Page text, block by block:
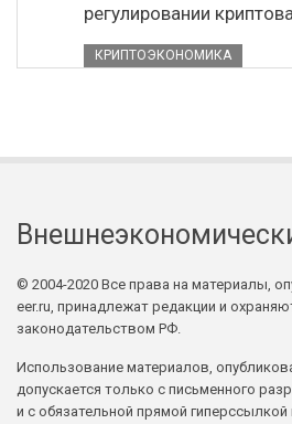
регулировании
КРИПТОЭКОНОМИКА
© 2004-2020 Все права на материалы,
eer.ru, принадлежат редакции и
законодательством РФ.
Использование материалов,
допускается только с письменного
и с обязательной прямой гиперссылкой